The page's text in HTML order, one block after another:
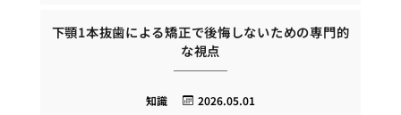
下顎1本抜歯による矯正で後悔しないための専門的
な視点
2026.05.01
知識